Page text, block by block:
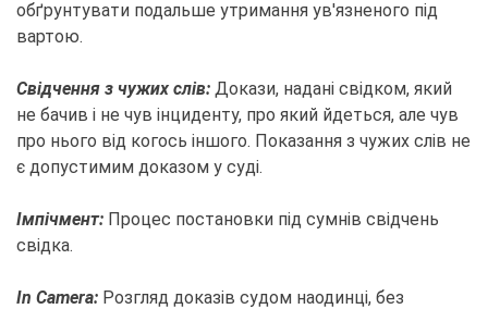
обґрунтувати подальше утримання ув'язненого під
вартою.
Свідчення з чужих слів: Докази, надані свідком, який
не бачив і не чув інциденту, про який йдеться, але чув
про нього від когось іншого. Показання з чужих слів не
є допустимим доказом у суді.
Імпічмент: Процес постановки під сумнів свідчень
свідка.
In Camera: Розгляд доказів судом наодинці, без